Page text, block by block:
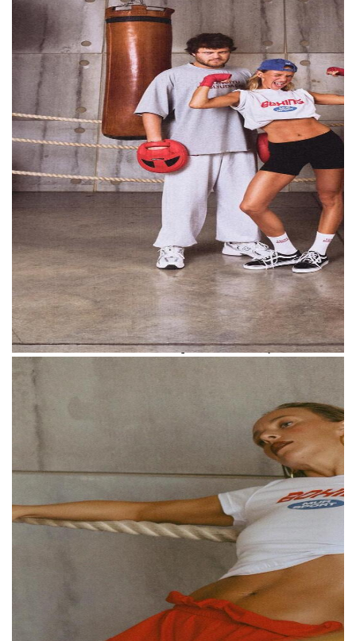
Мы не заморачиваемся над тем, чтобы это
было очень необычно или чтобы это были
очень сложные изделия. Нам важно, чтобы
вещи были простыми, носибельными и
доступными. И отличие в том, что это не
просто бренд, а это именно "бренд-
подружка", это "бренд-соседка", это "бренд
твой близкий друг", в котором максимально
комфортно», — рассказала Мурашкина.
Запуск омрачил конфликт с журналисткой
Мадонной Мур. 1 августа она обвинила
Карину Мурашкину в плагиате, заявив
о том, что название и логотип бренда
очень похожи на ее собственные.
В разговоре с The Blueprint Мурашкина
отметила, что о запуске ее бренда Мадонне
было известно еще в прошлом году,
а в декабре они детально обсудили этот
вопрос. Тогда Мур попросила Карину
изменить шрифт логотипа — та выполнила
это условие, и сейчас считает обвинения
в плагиате необоснованными.
Слева — логотип бренда Карины
справа — логотип бренда Мадонны Мур
Мадонна Мур предоставила The Blueprint
документы, касательно регистрации
товарного знака Mur.Первый документ —
свидетельство № 1237063 от 1 июля 2026
года на знак «mur». Регистрация охватывает
ювелирные изделия и часы,
телекоммуникации, производство
видеоконтента, услуги дизайна и онлайн-
соцсети. Одежда в этот перечень не входит.